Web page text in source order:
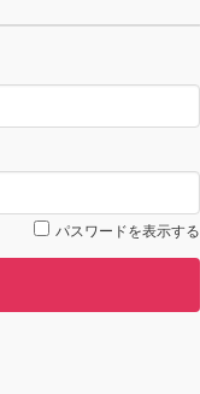
パスワードを表示する